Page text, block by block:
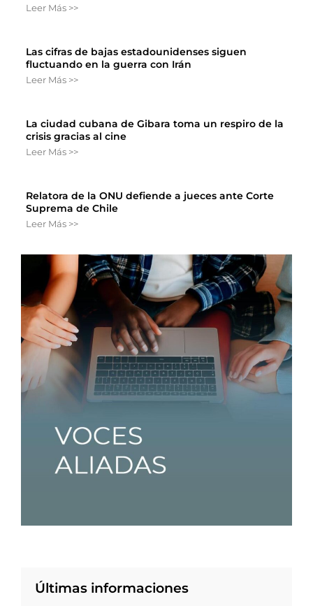
Leer Más >>
Las cifras de bajas estadounidenses siguen
fluctuando en la guerra con Irán
Leer Más >>
La ciudad cubana de Gibara toma un respiro de la
crisis gracias al cine
Leer Más >>
Relatora de la ONU defiende a jueces ante Corte
Suprema de Chile
Leer Más >>
Últimas informaciones